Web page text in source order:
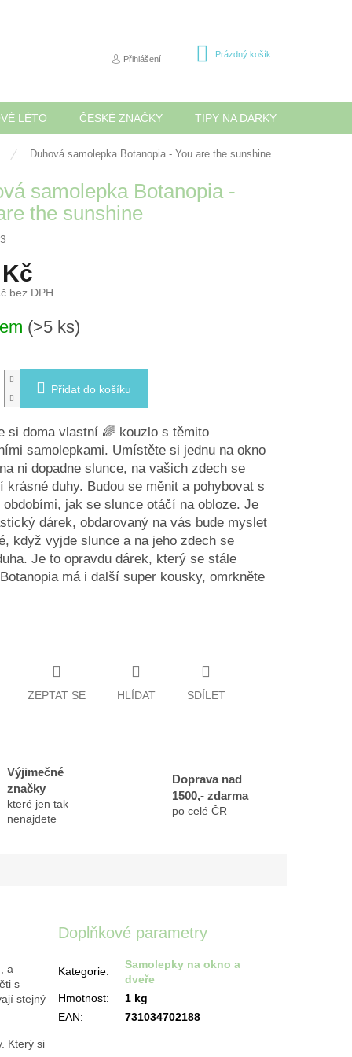
Přihlášení
NÁKUPNÍ
Prázdný košík
LÉTO ČESKÉ ZNAČKY TIPY NA DÁRKY
Duhová samolepka Botanopia - You are the sunshine
samolepka Botanopia -
the sunshine
bez DPH
(>5 ks)
Přidat do košíku
si doma vlastní 🌈 kouzlo s těmito
samolepkami. Umístěte si jednu na okno
ni dopadne slunce, na vašich zdech se
krásné duhy. Budou se měnit a pohybovat s
jak se slunce otáčí na obloze. Je
dárek, obdarovaný na vás bude myslet
když vyjde slunce a na jeho zdech se
Je to opravdu dárek, který se stále
má i další super kousky, omrkněte
ZEPTAT SE HLÍDAT SDÍLET
Výjimečné
značky
které jen tak
nenajdete
Doprava nad
1500,- zdarma
po celé ČR
a
s
stejný
Který si
Doplňkové parametry
Kategorie:
Samolepky na okno a
dveře
Hmotnost:
1 kg
EAN: 731034702188